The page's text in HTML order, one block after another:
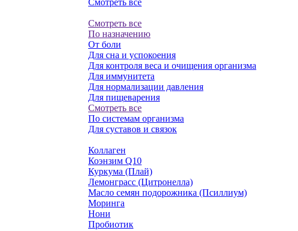
Смотреть все
Смотреть все
По назначению
От боли
Для сна и успокоения
Для контроля веса и очищения организма
Для иммунитета
Для нормализации давления
Для пищеварения
Смотреть все
По системам организма
Для суставов и связок
Коллаген
Коэнзим Q10
Куркума (Плай)
Лемонграсс (Цитронелла)
Масло семян подорожника (Псиллиум)
Моринга
Нони
Пробиотик